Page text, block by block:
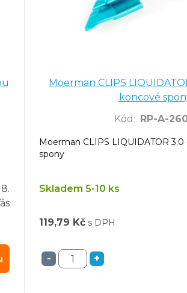
Moerman CLIPS
koncové
Kód : RP-A-
Moerman CLIPS LIQUIDATOR
spony
Skladem 5-10 ks
119,79 Kč s DPH
- +